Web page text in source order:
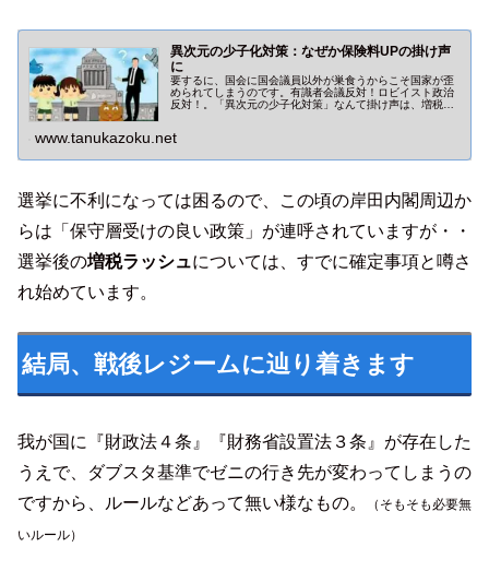
異次元の少子化対策：なぜか保険料UPの掛け声
に
要するに、国会に国会議員以外が巣食うからこそ国家が歪
められてしまうのです。有識者会議反対！ロビイスト政治
反対！。「異次元の少子化対策」なんて掛け声は、増税
www.tanukazoku.net
選挙に不利になっては困るので、この頃の岸田内閣周辺か
らは「保守層受けの良い政策」が連呼されていますが・・
選挙後の増税ラッシュについては、すでに確定事項と噂さ
れ始めています。
結局、戦後レジームに辿り着きます
我が国に『財政法４条』『財務省設置法３条』が存在した
うえで、ダブスタ基準でゼニの行き先が変わってしまうの
ですから、ルールなどあって無い様なもの。
（そもそも必要無
いルール）